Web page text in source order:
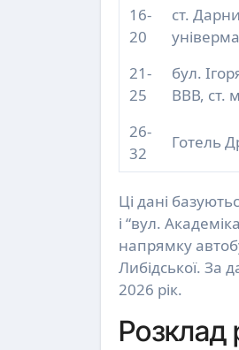
16-
20
ст.
21-
25
бул.
ВВВ, ст.
26-
32
Готель
Ці дані
і “вул.
напрямку
Либідської. За
2026 рік.
Розклад